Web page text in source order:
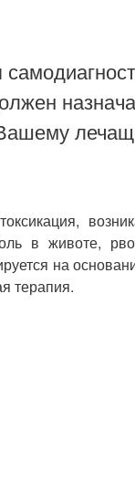
животе,
на
терапия.